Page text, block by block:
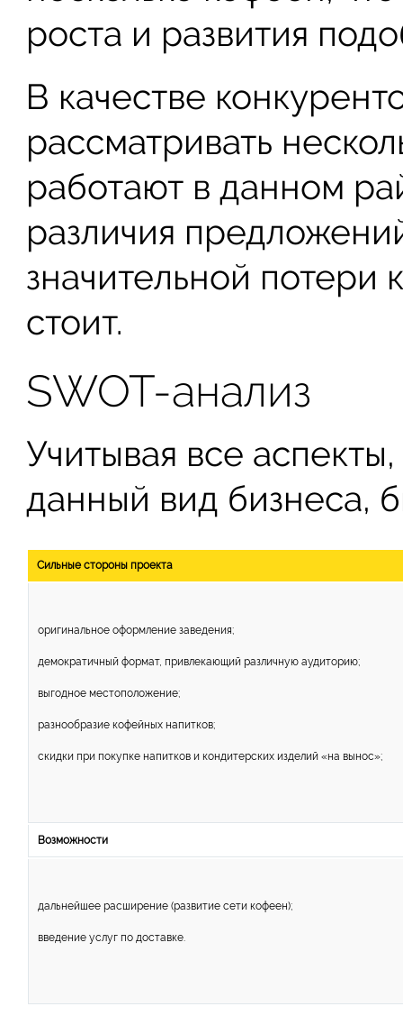
роста и развития
В качестве
рассматривать
работают в данном
различия
значительной потери
стоит.
SWOT-анализ
Учитывая все
данный вид бизнеса,
Сильные стороны проекта
оригинальное оформление заведения;
демократичный формат, привлекающий различную аудиторию;
выгодное местоположение;
разнообразие кофейных напитков;
скидки при покупке напитков и кондитерских изделий «на вынос»;
Возможности
дальнейшее расширение (развитие сети кофеен);
введение услуг по доставке.